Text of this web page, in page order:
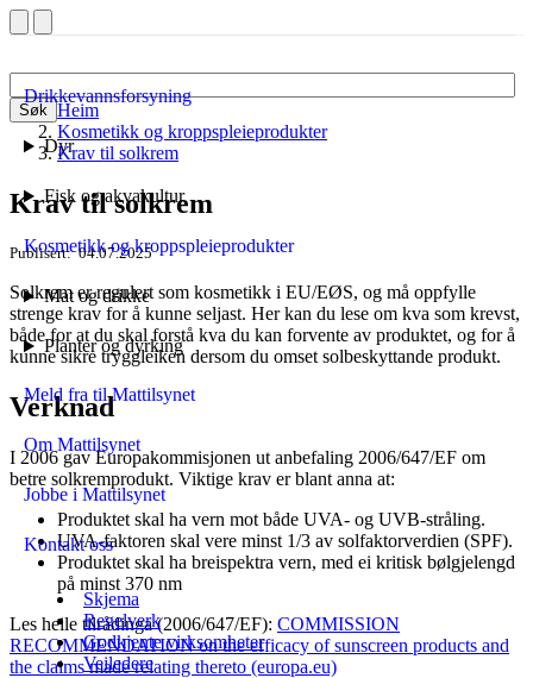
Søk
Drikkevannsforsyning
Dyr
Fisk og akvakultur
Kosmetikk og kroppspleieprodukter
Mat og drikke
Planter og dyrking
Meld fra til Mattilsynet
Om Mattilsynet
Jobbe i Mattilsynet
Kontakt oss
Skjema
Regelverk
Godkjente virksomheter
Veiledere
Heim
Kosmetikk og kroppspleieprodukter
Krav til solkrem
Krav til solkrem
Publisert 04.07.2025
Solkrem er regulert som kosmetikk i EU/EØS, og må oppfylle
strenge krav for å kunne seljast. Her kan du lese om kva som krevst,
både for at du skal forstå kva du kan forvente av produktet, og for å
kunne sikre tryggleiken dersom du omset solbeskyttande produkt.
Verknad
I 2006 gav Europakommisjonen ut anbefaling 2006/647/EF om
betre solkremprodukt. Viktige krav er blant anna at:
Produktet skal ha vern mot både UVA- og UVB-stråling.
UVA-faktoren skal vere minst 1/3 av solfaktorverdien (SPF).
Produktet skal ha breispektra vern, med ei kritisk bølgjelengd
på minst 370 nm
Les heile tilrådinga (2006/647/EF): COMMISSION
RECOMMENDATION on the efficacy of sunscreen products and
the claims made relating thereto (europa.eu)